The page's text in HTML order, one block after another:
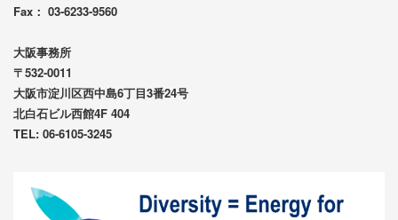
Fax： 03-6233-9560
大阪事務所
〒532-0011
大阪市淀川区西中島6丁目3番24号
北白石ビル西館4F 404
TEL: 06-6105-3245